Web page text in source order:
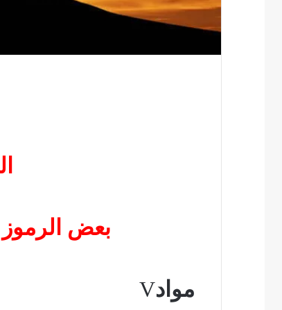
بعض الرموز
Vمواد